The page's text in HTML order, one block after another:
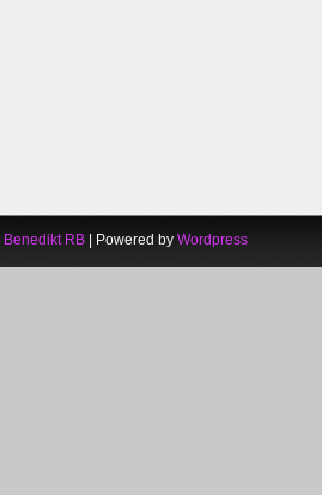
Benedikt RB | Powered by Wordpress